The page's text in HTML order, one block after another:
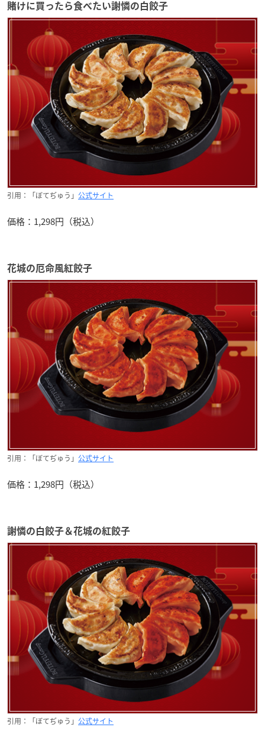
賭けに買ったら食べたい謝憐の白餃子
引用：「ぼてぢゅう」 公式サイト
価格：1,298円（税込）
花城の厄命風紅餃子
引用：「ぼてぢゅう」 公式サイト
価格：1,298円（税込）
謝憐の白餃子＆花城の紅餃子
引用：「ぼてぢゅう」 公式サイト